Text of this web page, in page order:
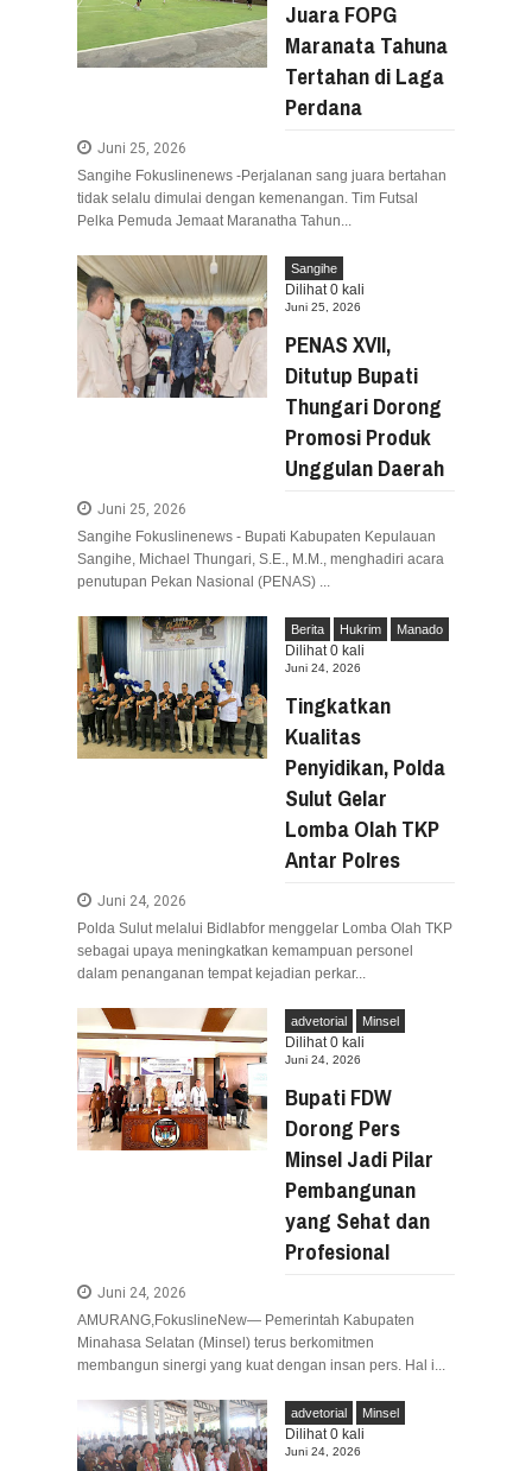
Juara FOPG
Maranata Tahuna
Tertahan di Laga
Perdana
Juni 25, 2026
Sangihe Fokuslinenews -Perjalanan sang juara bertahan
tidak selalu dimulai dengan kemenangan. Tim Futsal
Pelka Pemuda Jemaat Maranatha Tahun...
Sangihe
Dilihat 0 kali
Juni 25, 2026
PENAS XVII,
Ditutup Bupati
Thungari Dorong
Promosi Produk
Unggulan Daerah
Juni 25, 2026
Sangihe Fokuslinenews - Bupati Kabupaten Kepulauan
Sangihe, Michael Thungari, S.E., M.M., menghadiri acara
penutupan Pekan Nasional (PENAS) ...
Berita Hukrim Manado
Dilihat 0 kali
Juni 24, 2026
Tingkatkan
Kualitas
Penyidikan, Polda
Sulut Gelar
Lomba Olah TKP
Antar Polres
Juni 24, 2026
Polda Sulut melalui Bidlabfor menggelar Lomba Olah TKP
sebagai upaya meningkatkan kemampuan personel
dalam penanganan tempat kejadian perkar...
advetorial Minsel
Dilihat 0 kali
Juni 24, 2026
Bupati FDW
Dorong Pers
Minsel Jadi Pilar
Pembangunan
yang Sehat dan
Profesional
Juni 24, 2026
​AMURANG,FokuslineNew— Pemerintah Kabupaten
Minahasa Selatan (Minsel) terus berkomitmen
membangun sinergi yang kuat dengan insan pers. Hal i...
advetorial Minsel
Dilihat 0 kali
Juni 24, 2026